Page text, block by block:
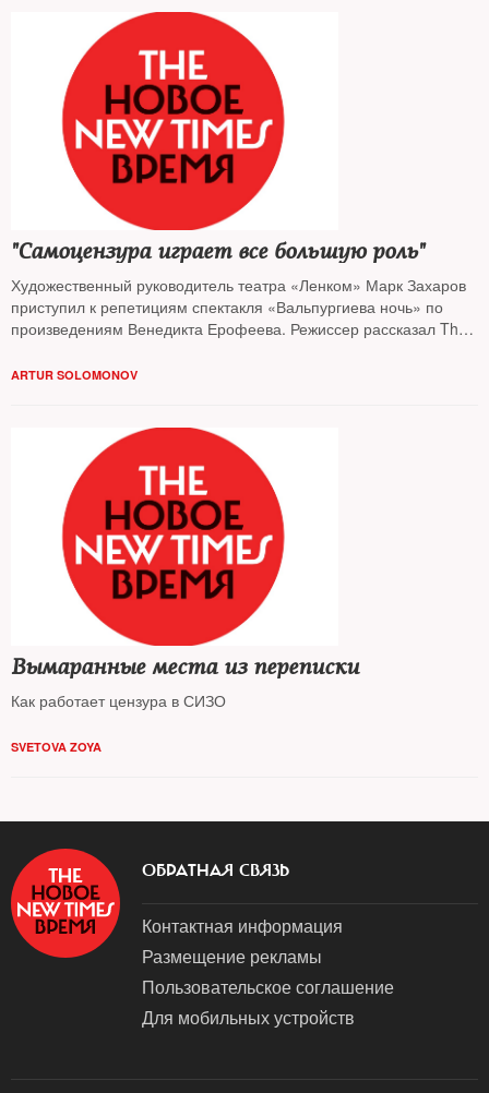
"Самоцензура играет все большую роль"
Художественный руководитель театра «Ленком» Марк Захаров
приступил к репетициям спектакля «Вальпургиева ночь» по
произведениям Венедикта Ерофеева. Режиссер рассказал The
запрещено и почему он настороженно относится к ликованию
ARTUR SOLOMONOV
Вымаранные места из переписки
Как работает цензура в СИЗО
SVETOVA ZOYA
ОБРАТНАЯ СВЯЗЬ
Контактная информация
Размещение рекламы
Пользовательское соглашение
Для мобильных устройств